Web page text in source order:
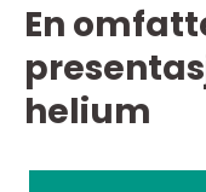
En
helium